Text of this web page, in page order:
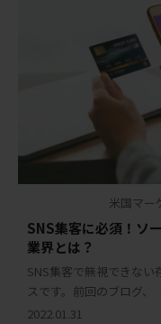
米国マー
SNS集客に必須！ソ
業界とは？
SNS集客で無視できな
スです。前回のブログ
べきソーシャルコマース
2022.01.31